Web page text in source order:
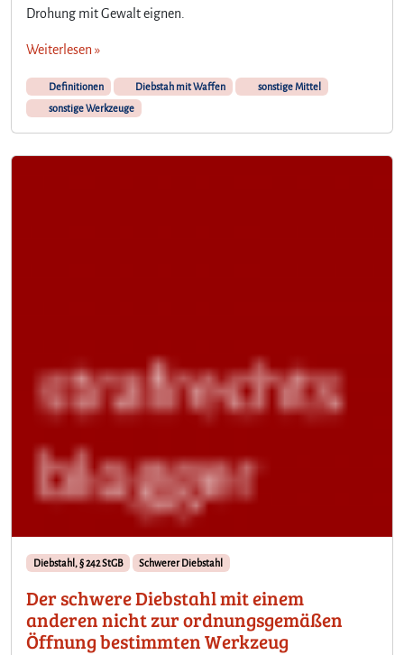
Drohung mit Gewalt eignen.
Weiterlesen »
Definitionen Diebstah mit Waffen
sonstige Mittel
sonstige Werkzeuge
Diebstahl, § 242 StGB Schwerer Diebstahl
Der schwere Diebstahl mit einem
anderen nicht zur ordnungsgemäßen
Öffnung bestimmten Werkzeug